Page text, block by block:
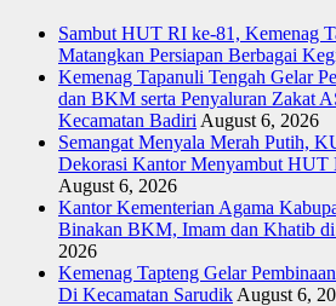
Sambut HUT RI ke-81, Kemenag
Matangkan Persiapan Berbagai
Kemenag Tapanuli Tengah Gelar
dan BKM serta Penyaluran Zakat
Kecamatan Badiri August 6, 2026
Semangat Menyala Merah Putih,
Dekorasi Kantor Menyambut HUT
August 6, 2026
Kantor Kementerian Agama
Binakan BKM, Imam dan Khatib
2026
Kemenag Tapteng Gelar
‎Di Kecamatan Sarudik August 6,